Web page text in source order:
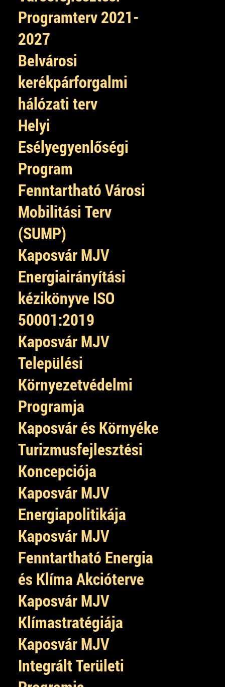
Programterv 2021-
2027
Belvárosi
kerékpárforgalmi
hálózati terv
Helyi
Esélyegyenlőségi
Program
Fenntartható Városi
Mobilitási Terv
(SUMP)
Kaposvár MJV
Energiairányítási
kézikönyve ISO
50001:2019
Kaposvár MJV
Települési
Környezetvédelmi
Programja
Kaposvár és Környéke
Turizmusfejlesztési
Koncepciója
Kaposvár MJV
Energiapolitikája
Kaposvár MJV
Fenntartható Energia
és Klíma Akcióterve
Kaposvár MJV
Klímastratégiája
Kaposvár MJV
Integrált Területi